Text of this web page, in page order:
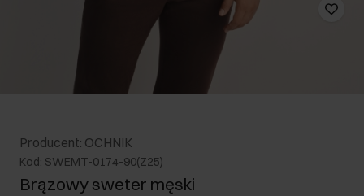
Producent: OCHNIK
Kod: SWEMT-0174-90(Z25)
Brązowy sweter męski